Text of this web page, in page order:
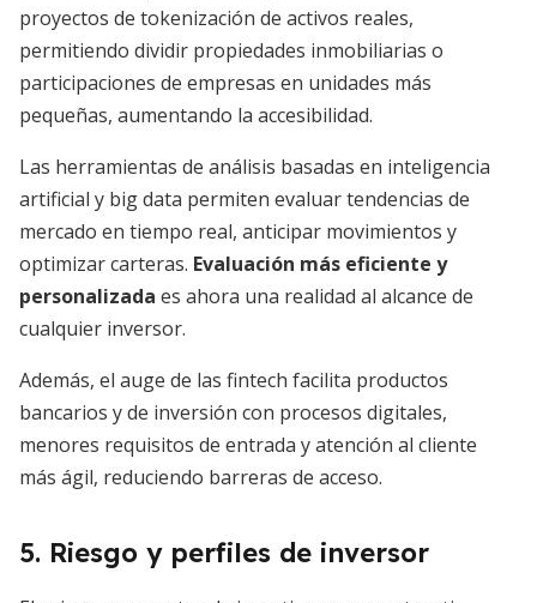
proyectos de tokenización de activos reales,
permitiendo dividir propiedades inmobiliarias o
participaciones de empresas en unidades más
pequeñas, aumentando la accesibilidad.
Las herramientas de análisis basadas en inteligencia
artificial y big data permiten evaluar tendencias de
mercado en tiempo real, anticipar movimientos y
optimizar carteras. Evaluación más eficiente y
personalizada es ahora una realidad al alcance de
cualquier inversor.
Además, el auge de las fintech facilita productos
bancarios y de inversión con procesos digitales,
menores requisitos de entrada y atención al cliente
más ágil, reduciendo barreras de acceso.
5. Riesgo y perfiles de inversor